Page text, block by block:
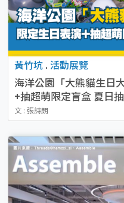
黃竹坑 . 活動展覽
海洋公園「大熊貓生日
+抽超萌限定盲盒 夏日
文 : 張詩朗